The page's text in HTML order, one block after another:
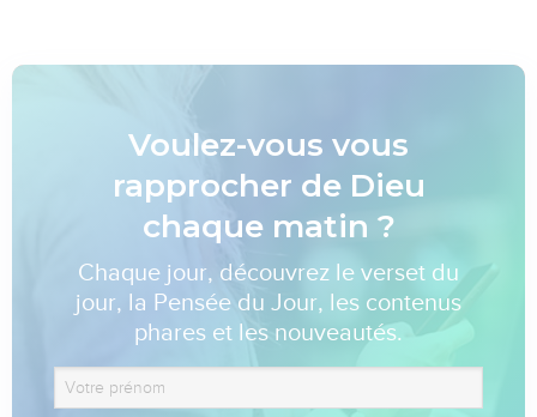
Voulez-vous vous
rapprocher de Dieu
chaque matin ?
Chaque jour, découvrez le verset du
jour, la Pensée du Jour, les contenus
phares et les nouveautés.